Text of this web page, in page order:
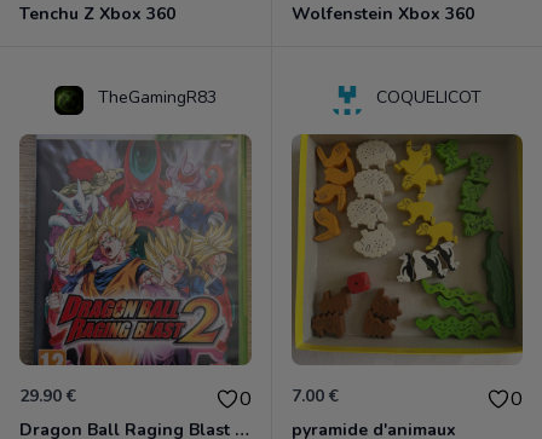
Tenchu Z Xbox 360 Wolfenstein Xbox 360
TheGamingR83
29.90 € 0
Dragon Ball Raging Blast 2 Xbox 360
COQUELICOT
7.00 € 0
pyramide d'animaux